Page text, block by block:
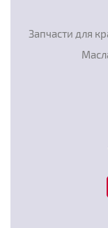
Запчасти для